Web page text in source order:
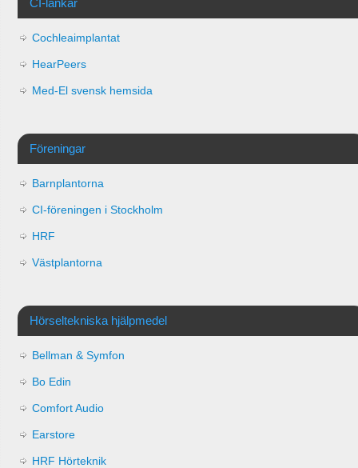
CI-länkar
Cochleaimplantat
HearPeers
Med-El svensk hemsida
Föreningar
Barnplantorna
CI-föreningen i Stockholm
HRF
Västplantorna
Hörseltekniska hjälpmedel
Bellman & Symfon
Bo Edin
Comfort Audio
Earstore
HRF Hörteknik